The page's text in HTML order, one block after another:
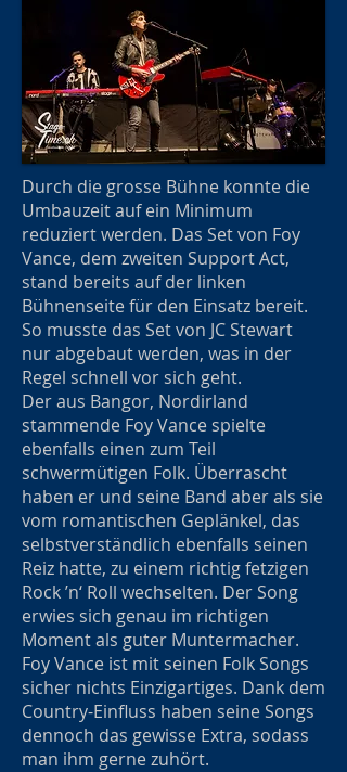
Durch die grosse Bühne konnte die
Umbauzeit auf ein Minimum
reduziert werden. Das Set von Foy
Vance, dem zweiten Support Act,
stand bereits auf der linken
Bühnenseite für den Einsatz bereit.
So musste das Set von JC Stewart
nur abgebaut werden, was in der
Regel schnell vor sich geht.
Der aus Bangor, Nordirland
stammende Foy Vance spielte
ebenfalls einen zum Teil
schwermütigen Folk. Überrascht
haben er und seine Band aber als sie
vom romantischen Geplänkel, das
selbstverständlich ebenfalls seinen
Reiz hatte, zu einem richtig fetzigen
Rock ’n‘ Roll wechselten. Der Song
erwies sich genau im richtigen
Moment als guter Muntermacher.
Foy Vance ist mit seinen Folk Songs
sicher nichts Einzigartiges. Dank dem
Country-Einfluss haben seine Songs
dennoch das gewisse Extra, sodass
man ihm gerne zuhört.